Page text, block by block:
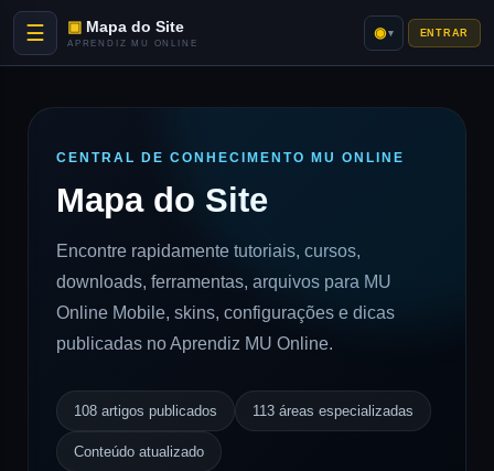
☰ Mapa do Site
APRENDIZ MU ONLINE
◉▾ ENTRAR
CENTRAL DE CONHECIMENTO MU ONLINE
Mapa do Site
Encontre rapidamente tutoriais, cursos,
downloads, ferramentas, arquivos para MU
Online Mobile, skins, configurações e dicas
publicadas no Aprendiz MU Online.
108 artigos publicados 113 áreas especializadas
Conteúdo atualizado